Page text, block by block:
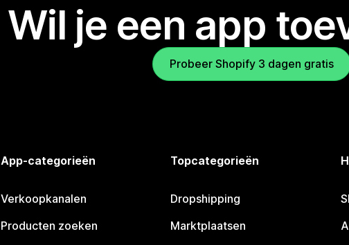
Wil je een app
Probeer Shopify 3 dagen gratis
App-categorieën
Verkoopkanalen
Producten zoeken
Topcategorieën
Dropshipping
Marktplaatsen